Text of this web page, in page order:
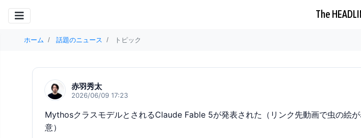
The
ホーム 話題のニュース トピック
赤羽秀太
2026/06/09 17:23
MythosクラスモデルとされるClaude Fable 5が発表された（リンク先動画で虫の絵
意）